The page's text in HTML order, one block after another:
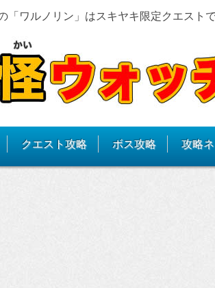
「ワルノリン」はスキヤキ限定クエスト
クエスト攻略 ボス攻略 攻略